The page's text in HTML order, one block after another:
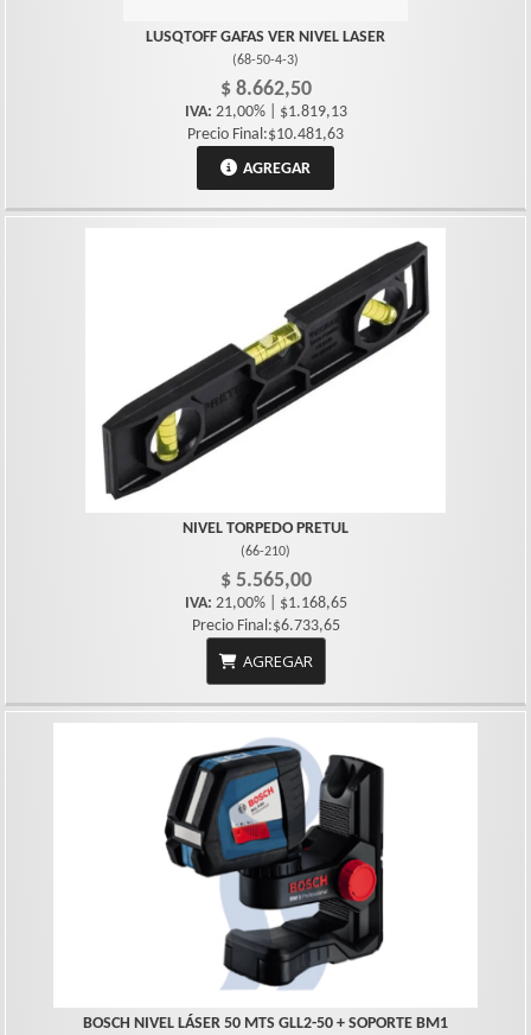
LUSQTOFF GAFAS VER NIVEL LASER
(68-50-4-3)
$ 8.662,50
IVA: 21,00% | $1.819,13
Precio Final:$10.481,63
AGREGAR
NIVEL TORPEDO PRETUL
(66-210)
$ 5.565,00
IVA: 21,00% | $1.168,65
Precio Final:$6.733,65
AGREGAR
BOSCH NIVEL LÁSER 50 MTS GLL2-50 + SOPORTE BM1